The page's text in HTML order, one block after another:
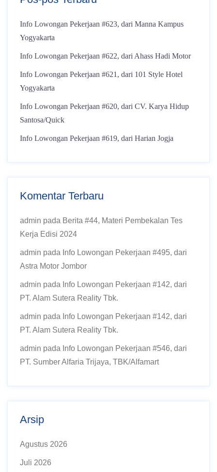
Info Lowongan Pekerjaan #623, dari Manna Kampus
Yogyakarta
Info Lowongan Pekerjaan #622, dari Ahass Hadi Motor
Info Lowongan Pekerjaan #621, dari 101 Style Hotel
Yogyakarta
Info Lowongan Pekerjaan #620, dari CV. Karya Hidup
Santosa/Quick
Info Lowongan Pekerjaan #619, dari Harian Jogja
Komentar Terbaru
admin pada Berita #44, Materi Pembekalan Tes
Kerja Edisi 2024
admin pada Info Lowongan Pekerjaan #495, dari
Astra Motor Jombor
admin pada Info Lowongan Pekerjaan #142, dari
PT. Alam Sutera Reality Tbk.
admin pada Info Lowongan Pekerjaan #142, dari
PT. Alam Sutera Reality Tbk.
admin pada Info Lowongan Pekerjaan #546, dari
PT. Sumber Alfaria Trijaya, TBK/Alfamart
Arsip
Agustus 2026
Juli 2026